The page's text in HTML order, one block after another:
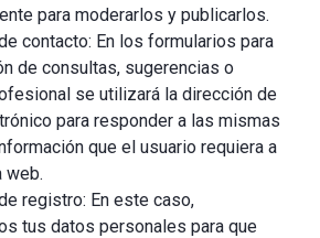
para moderarlos y publicarlos.
contacto: En los formularios para
de consultas, sugerencias o
se utilizará la dirección de
para responder a las mismas
que el usuario requiera a
web.
registro: En este caso,
tus datos personales para que